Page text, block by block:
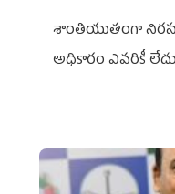
శాంతియుతంగా
అధికారం ఎవరికీ లేదు